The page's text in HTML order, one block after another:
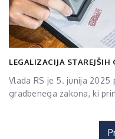
LEGALIZACIJA STAREJŠIH
Vlada RS je 5. junija
gradbenega zakona, ki